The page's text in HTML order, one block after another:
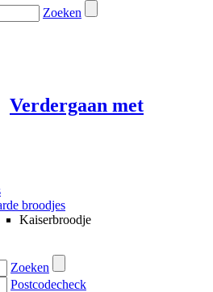
Zoeken
Verdergaan met
broodjes
Kaiserbroodje
Zoeken
Postcodecheck